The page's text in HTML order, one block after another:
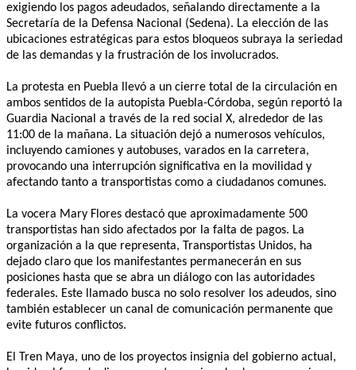
exigiendo los pagos adeudados, señalando directamente a la
Secretaría de la Defensa Nacional (Sedena). La elección de las
ubicaciones estratégicas para estos bloqueos subraya la seriedad
de las demandas y la frustración de los involucrados.
La protesta en Puebla llevó a un cierre total de la circulación en
ambos sentidos de la autopista Puebla-Córdoba, según reportó la
Guardia Nacional a través de la red social X, alrededor de las
11:00 de la mañana. La situación dejó a numerosos vehículos,
incluyendo camiones y autobuses, varados en la carretera,
provocando una interrupción significativa en la movilidad y
afectando tanto a transportistas como a ciudadanos comunes.
La vocera Mary Flores destacó que aproximadamente 500
transportistas han sido afectados por la falta de pagos. La
organización a la que representa, Transportistas Unidos, ha
dejado claro que los manifestantes permanecerán en sus
posiciones hasta que se abra un diálogo con las autoridades
federales. Este llamado busca no solo resolver los adeudos, sino
también establecer un canal de comunicación permanente que
evite futuros conflictos.
El Tren Maya, uno de los proyectos insignia del gobierno actual,